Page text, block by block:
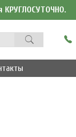
КРУГЛОСУТОЧНО.